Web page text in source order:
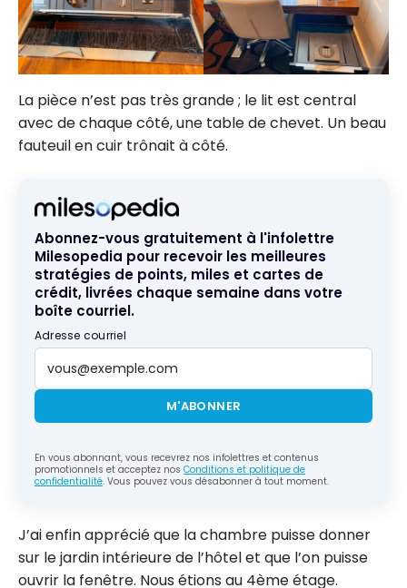
La pièce n’est pas très grande ; le lit est central
avec de chaque côté, une table de chevet. Un beau
fauteuil en cuir trônait à côté.
Abonnez-vous gratuitement à l'infolettre
Milesopedia pour recevoir les meilleures
stratégies de points, miles et cartes de
crédit, livrées chaque semaine dans votre
boîte courriel.
Adresse courriel
M'ABONNER
En vous abonnant, vous recevrez nos infolettres et contenus
promotionnels et acceptez nos Conditions et politique de
confidentialité. Vous pouvez vous désabonner à tout moment.
J’ai enfin apprécié que la chambre puisse donner
sur le jardin intérieure de l’hôtel et que l’on puisse
ouvrir la fenêtre. Nous étions au 4ème étage.